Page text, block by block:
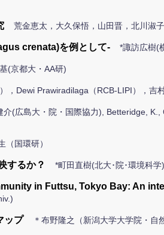
荒金恵太，大久保悟，山田晋，北川淑
crenata)を例として- *諏訪広樹(
(京都大・AA研)
，Dewi Prawiradilaga（RCB-LIPI），吉
介(広島大・院・国際協力), Betteridge,
（国環研）
するか？ *町田直樹(北大･院･環境科
in Futtsu, Tokyo Bay: An
ップ
＊布野隆之（新潟大学大学院・